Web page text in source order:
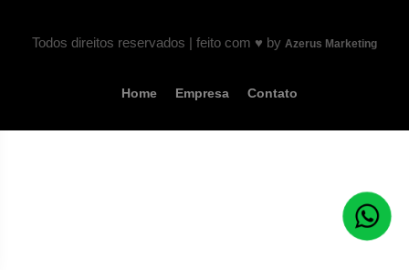
Todos direitos reservados | feito com ♥ by Azerus Marketing
Home Empresa Contato